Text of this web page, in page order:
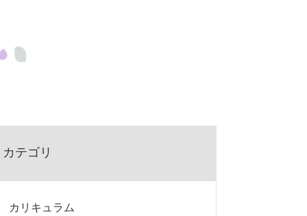
カテゴリ
カリキュラム